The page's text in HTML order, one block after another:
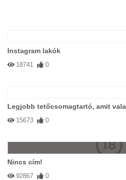
Instagram lakók
18741 0
Legjobb tetőcsomagtartó, amit
15673 0
Nincs cím!
92867 0